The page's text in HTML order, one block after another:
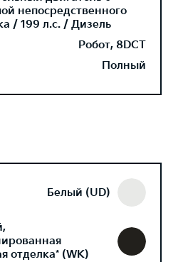
непосредственного
/ 199 л.с. / Дизель
Робот, 8DCT
Полный
Белый (UD)
отделка* (WK)